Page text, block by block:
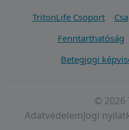
TritonLife Csoport
Fenntarthatóság
Betegjogi
© 2026
AdatvédelemJogi